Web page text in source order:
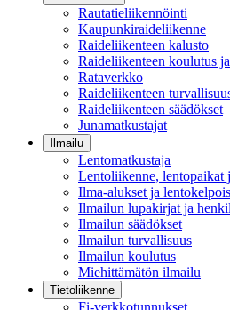
Rautatieliikennöinti
Kaupunkiraideliikenne
Raideliikenteen kalusto
Raideliikenteen koulutus
Rataverkko
Raideliikenteen
Raideliikenteen säädökset
Junamatkustajat
Ilmailu
Lentomatkustaja
Lentoliikenne, lentopaikat
Ilma-alukset ja
Ilmailun lupakirjat ja
Ilmailun säädökset
Ilmailun turvallisuus
Ilmailun koulutus
Miehittämätön ilmailu
Tietoliikenne
Fi-verkkotunnukset